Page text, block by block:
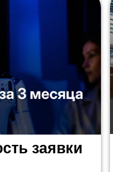
заявки